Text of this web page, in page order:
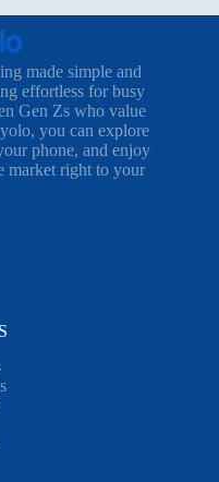
made simple and
effortless for busy
Gen Zs who value
you can explore
phone, and enjoy
market right to your